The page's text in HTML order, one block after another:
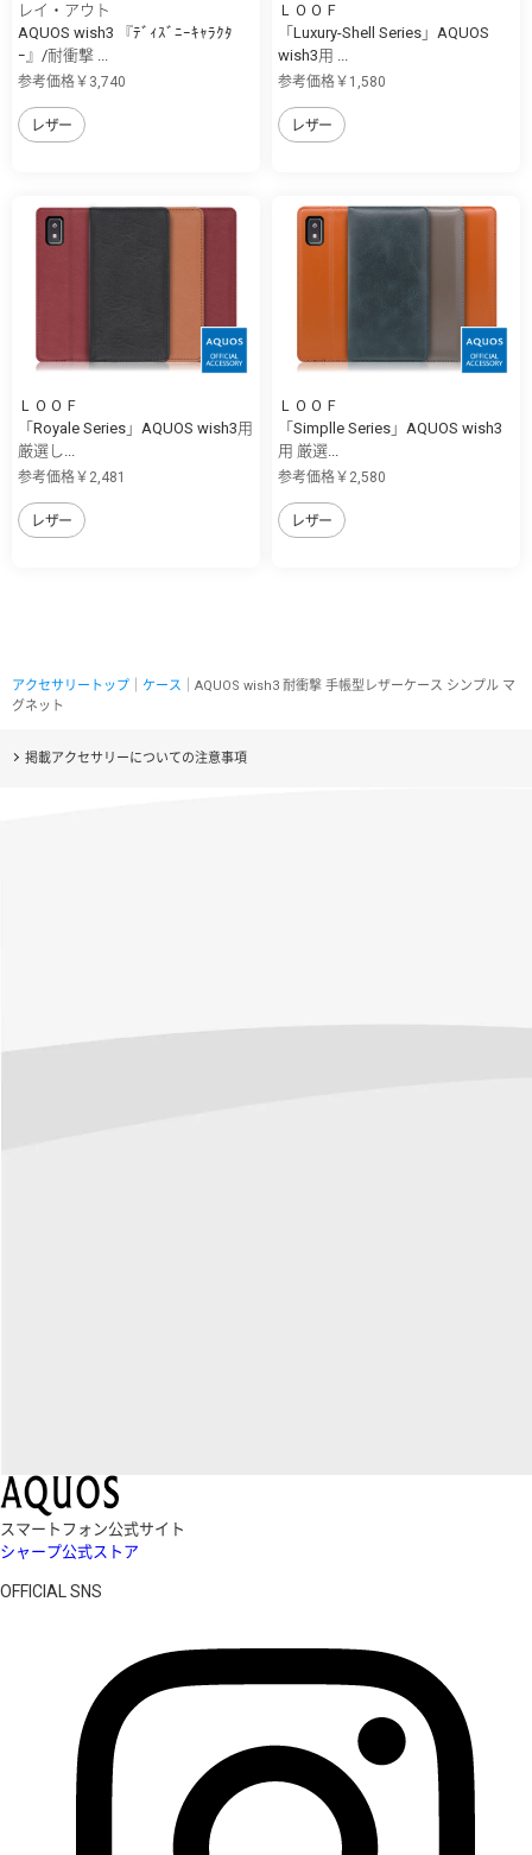
レイ・アウト
AQUOS wish3 『ﾃﾞｨｽﾞﾆｰｷｬﾗｸﾀ
ｰ』/耐衝撃 ...
参考価格￥3,740
レザー
ＬＯＯＦ
「Luxury-Shell Series」AQUOS
wish3用 ...
参考価格￥1,580
レザー
ＬＯＯＦ
「Royale Series」AQUOS wish3用
厳選し...
参考価格￥2,481
レザー
ＬＯＯＦ
「Simplle Series」AQUOS wish3
用 厳選...
参考価格￥2,580
レザー
アクセサリートップ ケース ｜AQUOS wish3 耐衝撃 手帳型レザーケース シンプル マ
グネット
掲載アクセサリーについての注意事項
スマートフォン公式サイト
シャープ公式ストア
OFFICIAL SNS